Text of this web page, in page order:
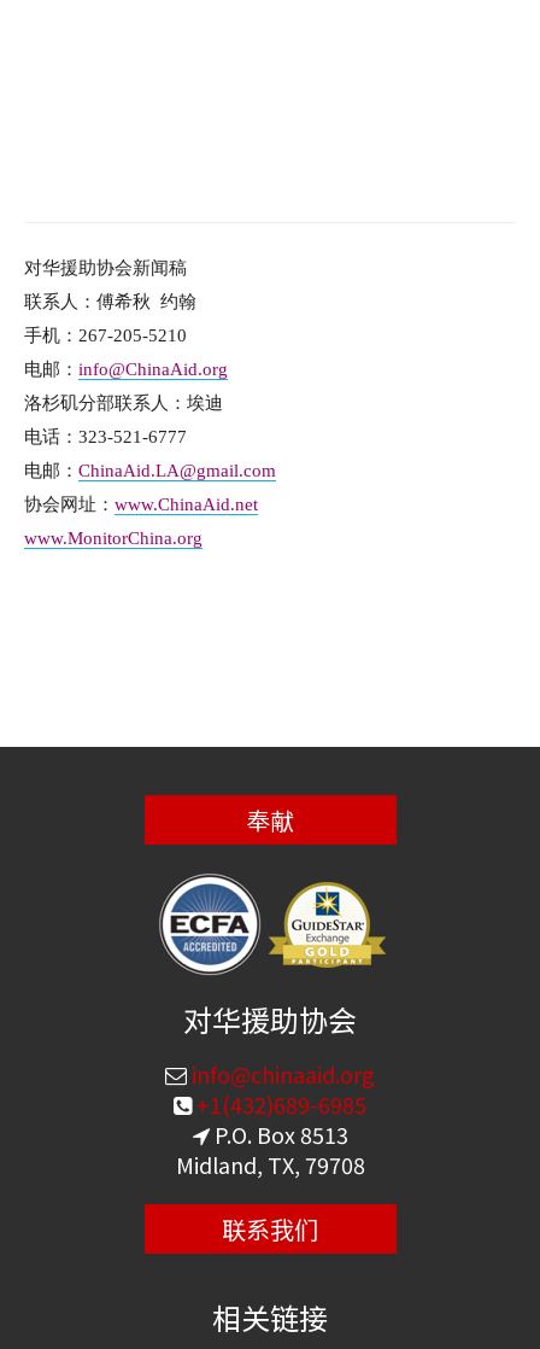
对华援助协会新闻稿
联系人：傅希秋 约翰
手机：267-205-5210
电邮： info@ChinaAid.org
洛杉矶分部联系人：埃迪
电话：323-521-6777
电邮： ChinaAid.LA@gmail.com
协会网址： www.ChinaAid.net
www.MonitorChina.org
奉献
对华援助协会
info@chinaaid.org
+1(432)689-6985
P.O. Box 8513
Midland, TX, 79708
联系我们
相关链接